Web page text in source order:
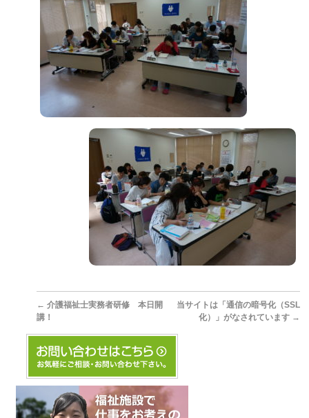
← 介護福祉士実務者研修 本日開
講！
当サイトは「通信の暗号化（SSL
化）」がなされています →